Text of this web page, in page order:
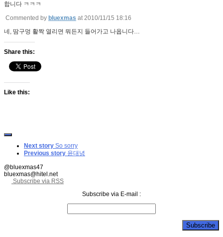
합니다 ㅋㅋㅋ
Commented by bluexmas at 2010/11/15 18:16
네, 땀구멍 활짝 열리면 뭐든지 들어가고 나옵니다…
Share this:
Like this:
Next story So sorry
Previous story 윤대녕
@bluexmas47
bluexmas@hitel.net
Subscribe via RSS
Subscribe via E-mail :